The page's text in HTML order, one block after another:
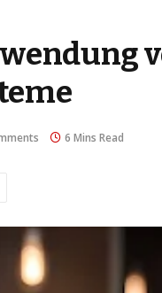
6 Mins Read